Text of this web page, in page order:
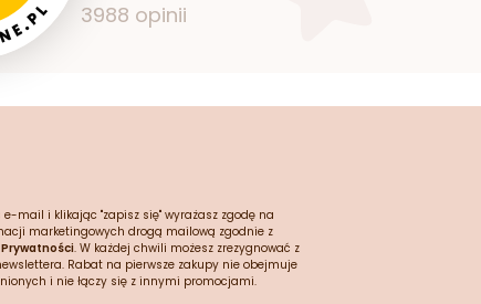
3988 opinii
mail i klikając "zapisz się" wyrażasz zgodę na
marketingowych drogą mailową zgodnie z
. W każdej chwili możesz zrezygnować z
Rabat na pierwsze zakupy nie obejmuje
i nie łączy się z innymi promocjami.